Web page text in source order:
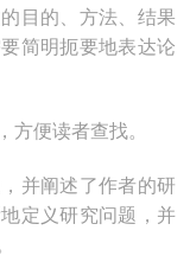
目的、方法、结果
简明扼要地表达论
方便读者查找。
并阐述了作者的研
定义研究问题，并